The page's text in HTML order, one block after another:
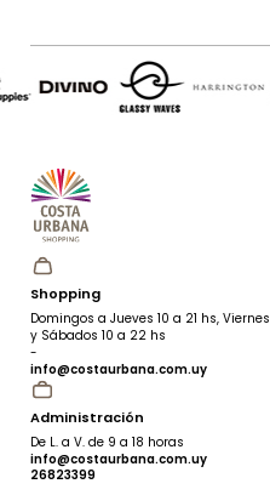
Shopping
Domingos a Jueves 10 a 21 hs, Viernes
y Sábados 10 a 22 hs
-
info@costaurbana.com.uy
Administración
De L. a V. de 9 a 18 horas
info@costaurbana.com.uy
26823399